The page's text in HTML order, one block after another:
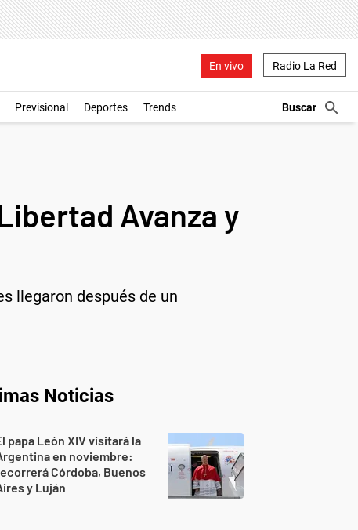
En vivo Radio La Red
Previsional Deportes Trends
Avanza y
llegaron después de un
Noticias
papa León XIV visitará la
en noviembre:
Córdoba, Buenos
y Luján